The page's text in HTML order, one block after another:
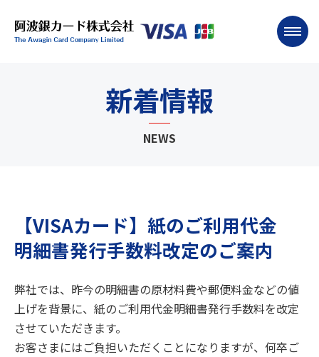
新着情報
NEWS
【VISAカード】紙のご利用代金
明細書発行手数料改定のご案内
弊社では、昨今の明細書の原材料費や郵便料金などの値
上げを背景に、紙のご利用代金明細書発行手数料を改定
させていただきます。
お客さまにはご負担いただくことになりますが、何卒ご